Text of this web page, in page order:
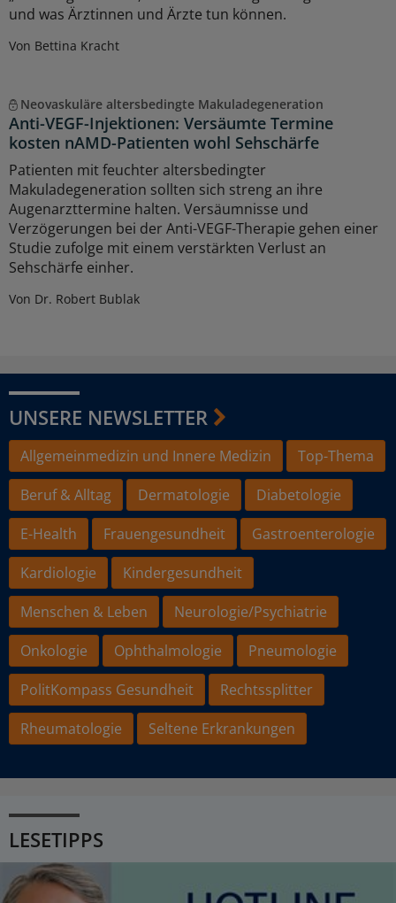
und was Ärztinnen und Ärzte tun können.
Von Bettina Kracht
Neovaskuläre altersbedingte Makuladegeneration
Anti-VEGF-Injektionen: Versäumte Termine
kosten nAMD-Patienten wohl Sehschärfe
Patienten mit feuchter altersbedingter
Makuladegeneration sollten sich streng an ihre
Augenarzttermine halten. Versäumnisse und
Verzögerungen bei der Anti-VEGF-Therapie gehen einer
Studie zufolge mit einem verstärkten Verlust an
Sehschärfe einher.
Von Dr. Robert Bublak
UNSERE NEWSLETTER
Allgemeinmedizin und Innere Medizin
Top-Thema
Beruf & Alltag
Dermatologie
Diabetologie
E-Health
Frauengesundheit
Gastroenterologie
Kardiologie
Kindergesundheit
Menschen & Leben
Neurologie/Psychiatrie
Onkologie
Ophthalmologie
Pneumologie
PolitKompass Gesundheit
Rechtssplitter
Rheumatologie
Seltene Erkrankungen
LESETIPPS